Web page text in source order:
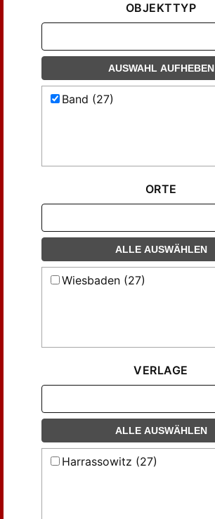
OBJEKTTYP
AUSWAHL AUFHEBEN
Band (27)
ORTE
ALLE AUSWÄHLEN
Wiesbaden (27)
VERLAGE
ALLE AUSWÄHLEN
Harrassowitz (27)